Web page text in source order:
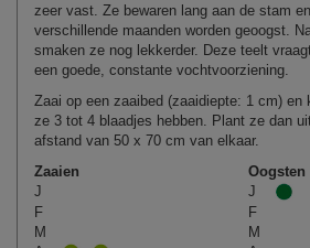
zeer vast. Ze bewaren lang aan de stam
verschillende maanden worden geoogst.
smaken ze nog lekkerder. Deze teelt
een goede, constante vochtvoorziening.
Zaai op een zaaibed (zaaidiepte: 1 cm) en
ze 3 tot 4 blaadjes hebben. Plant ze dan
afstand van 50 x 70 cm van elkaar.
Zaaien
Oogsten
J
J
F
F
M
M